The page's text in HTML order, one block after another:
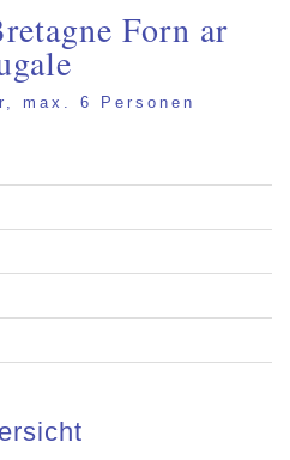
Forn ar
max. 6 Personen